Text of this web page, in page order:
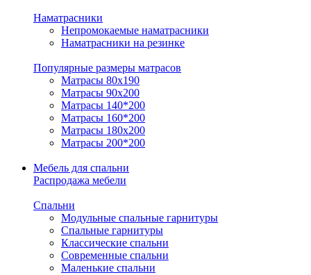
Наматрасники
Непромокаемые наматрасники
Наматрасники на резинке
Популярные размеры матрасов
Матрасы 80x190
Матрасы 90x200
Матрасы 140*200
Матрасы 160*200
Матрасы 180x200
Матрасы 200*200
Мебель для спальни
Распродажа мебели
Спальни
Модульные спальные гарнитуры
Спальные гарнитуры
Классические спальни
Современные спальни
Маленькие спальни